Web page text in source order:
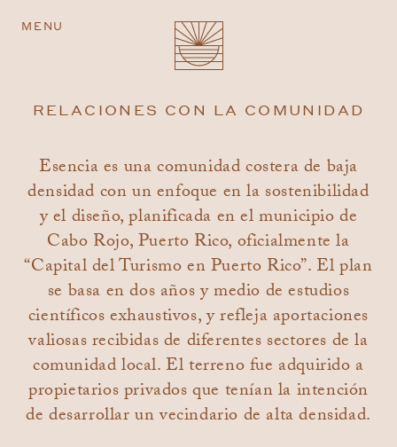
MENU
RELACIONES CON LA COMUNIDAD
Esencia es una comunidad costera de baja
densidad con un enfoque en la sostenibilidad
y el diseño, planificada en el municipio de
Cabo Rojo, Puerto Rico, oficialmente la
“Capital del Turismo en Puerto Rico”. El plan
se basa en dos años y medio de estudios
científicos exhaustivos, y refleja aportaciones
valiosas recibidas de diferentes sectores de la
comunidad local. El terreno fue adquirido a
propietarios privados que tenían la intención
de desarrollar un vecindario de alta densidad.